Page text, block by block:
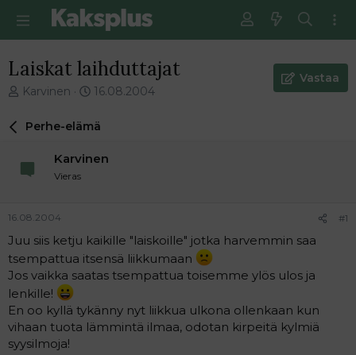
Laiskat laihduttajat
V
e
i
t
u
n
a
o
i
t
t
Karvinen
E
s
m
n
v
i
t
i
16.08.2004
Vastaa
Perhe-elämä
Karvinen
Vieras
16.08.2004 #1
Juu siis ketju kaikille "laiskoille" jotka harvemmin saa
tsempattua itsensä liikkumaan
Jos vaikka saatas tsempattua toisemme ylös ulos ja
lenkille!
En oo kyllä tykänny nyt liikkua ulkona ollenkaan kun
vihaan tuota lämmintä ilmaa, odotan kirpeitä kylmiä
syysilmoja!